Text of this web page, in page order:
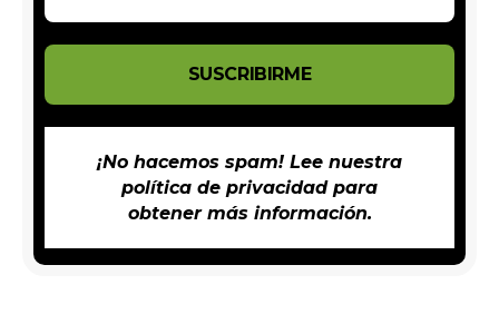
¡No hacemos spam! Lee nuestra
política de privacidadpara
obtener más información.